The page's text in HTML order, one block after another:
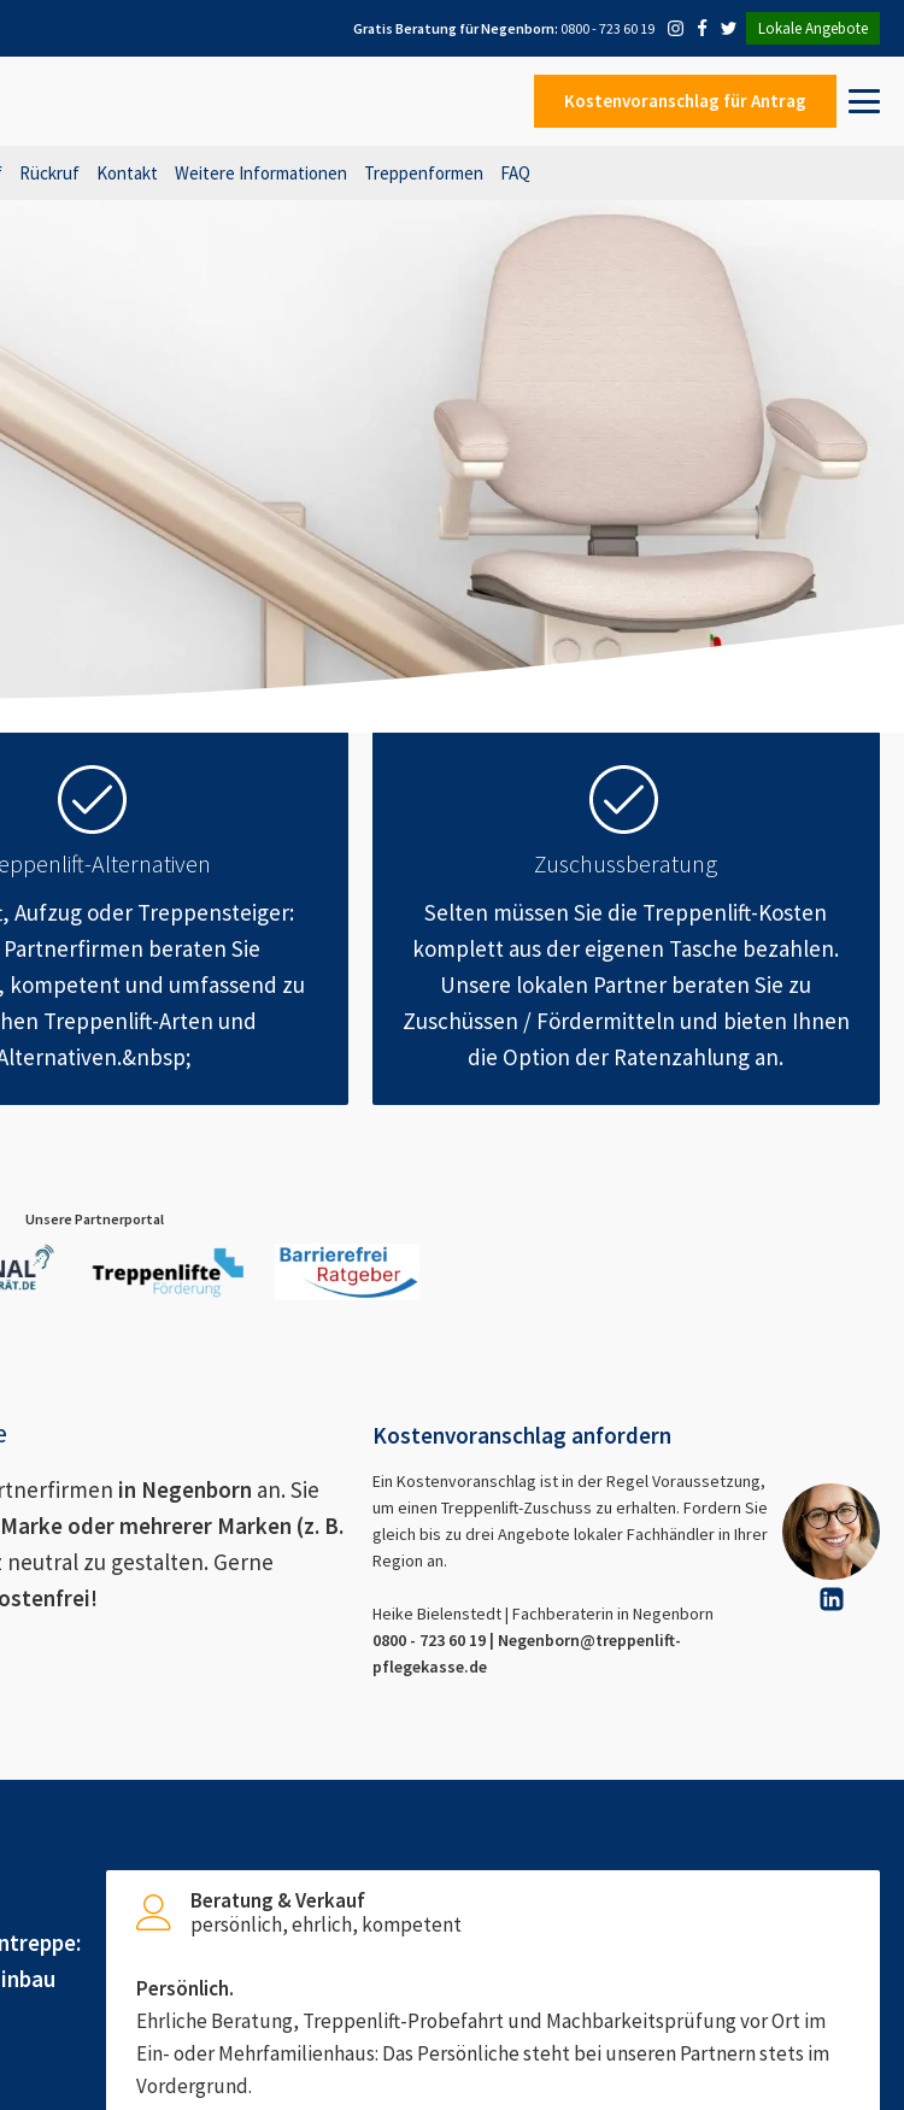
Gratis Beratung fürNegenborn: 0800 - 723 60 19 Lokale Angebote
Kostenvoranschlag für Antrag
Rückruf Kontakt Weitere Informationen Treppenformen FAQ
Alternativen
Aufzug oder Treppensteiger:
Partnerfirmen beraten Sie
kompetent und umfassend zu
Treppenlift-Arten und
Zuschussberatung
Selten müssen Sie die Treppenlift-Kosten
komplett aus der eigenen Tasche bezahlen.
Unsere lokalen Partner beraten Sie zu
Zuschüssen / Fördermitteln und bieten Ihnen
die Option der Ratenzahlung an.
Unsere Partnerportal
in Negenborn an. Sie
oder mehrerer Marken (z. B.
zu gestalten. Gerne
Kostenvoranschlag anfordern
Ein Kostenvoranschlag ist in der Regel Voraussetzung,
um einen Treppenlift-Zuschuss zu erhalten. Fordern Sie
gleich bis zu drei Angebote lokaler Fachhändler in Ihrer
Region an.
Heike Bielenstedt | Fachberaterin in Negenborn
0800 - 723 60 19 | Negenborn@treppenlift-
pflegekasse.de
Beratung & Verkauf
persönlich, ehrlich, kompetent
Persönlich.
Ehrliche Beratung, Treppenlift-Probefahrt und Machbarkeitsprüfung vor Ort im
Ein- oder Mehrfamilienhaus: Das Persönliche steht bei unseren Partnern stets im
Vordergrund.